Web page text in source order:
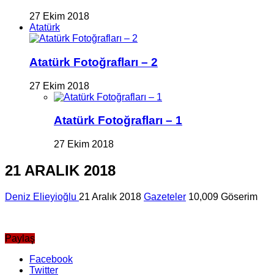
27 Ekim 2018
Atatürk
Atatürk Fotoğrafları – 2
27 Ekim 2018
Atatürk Fotoğrafları – 1
27 Ekim 2018
21 ARALIK 2018
Deniz Elieyioğlu 21 Aralık 2018 Gazeteler 10,009 Göserim
Paylaş
Facebook
Twitter